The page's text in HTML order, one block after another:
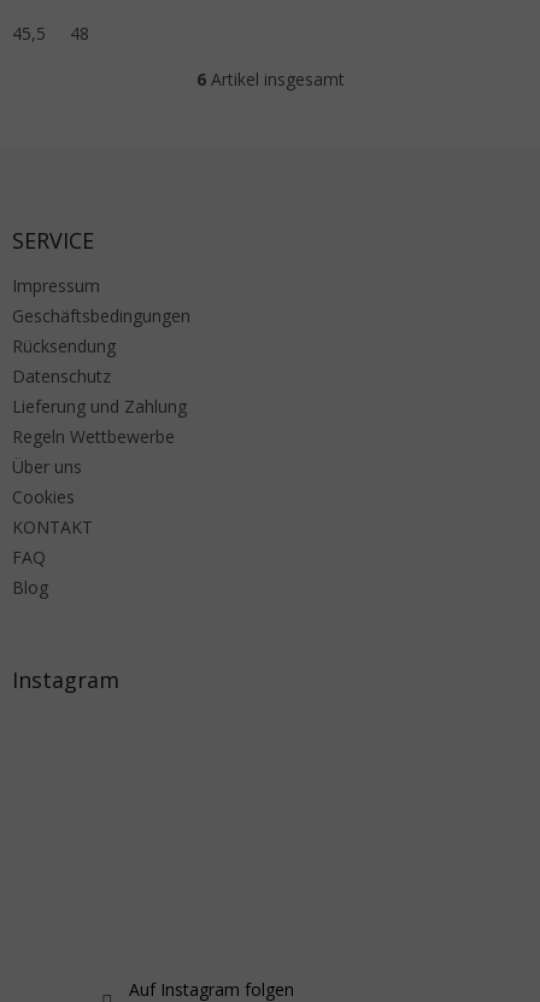
45,5
48
Steuerelemente der Liste
6Artikel insgesamt
SERVICE
Impressum
Geschäftsbedingungen
Rücksendung
Datenschutz
Lieferung und Zahlung
Regeln Wettbewerbe
Über uns
Cookies
KONTAKT
FAQ
Blog
Instagram
Auf Instagram folgen